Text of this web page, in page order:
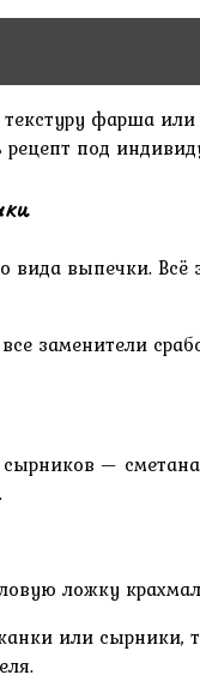
фарша
под
вида выпечки.
заменители
—
ложку
или